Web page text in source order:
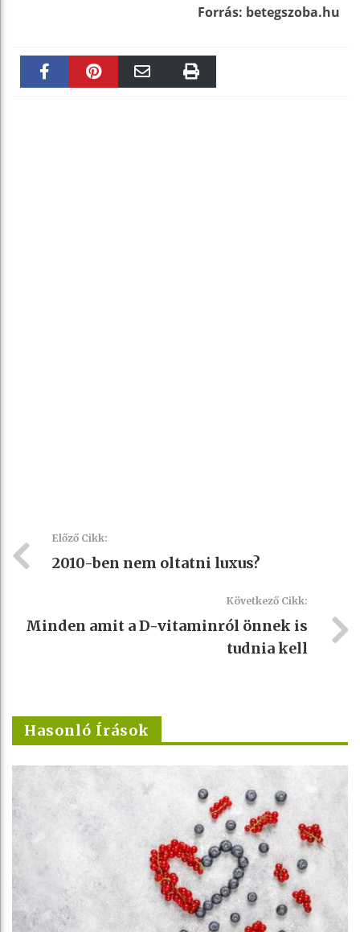
Forrás: betegszoba.hu
Előző Cikk:
2010-ben nem oltatni luxus?
Következő Cikk:
Minden amit a D-vitaminról önnek is
tudnia kell
Hasonló Írások